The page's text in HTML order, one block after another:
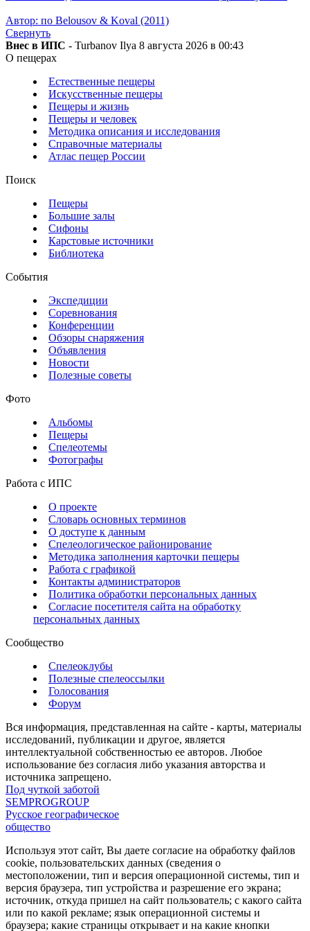
Автор: по Belousov & Koval (2011)
Свернуть
Внес в ИПС - Turbanov Ilya 8 августа 2026 в 00:43
О пещерах
Естественные пещеры
Искусственные пещеры
Пещеры и жизнь
Пещеры и человек
Методика описания и исследования
Справочные материалы
Атлас пещер России
Поиск
Пещеры
Большие залы
Сифоны
Карстовые источники
Библиотека
События
Экспедиции
Соревнования
Конференции
Обзоры снаряжения
Объявления
Новости
Полезные советы
Фото
Альбомы
Пещеры
Спелеотемы
Фотографы
Работа с ИПС
О проекте
Словарь основных терминов
О доступе к данным
Спелеологическое районирование
Методика заполнения карточки пещеры
Работа с графикой
Контакты администраторов
Политика обработки персональных данных
Согласие посетителя сайта на обработку
персональных данных
Сообщество
Спелеоклубы
Полезные спелеоссылки
Голосования
Форум
Вся информация, представленная на сайте - карты, материалы
исследований, публикации и другое, является
интеллектуальной собственностью ее авторов. Любое
использование без согласия либо указания авторства и
источника запрещено.
Под чуткой заботой
SEMPROGROUP
Русское географическое
общество
Используя этот сайт, Вы даете согласие на обработку файлов
cookie, пользовательских данных (сведения о
местоположении, тип и версия операционной системы, тип и
версия браузера, тип устройства и разрешение его экрана;
источник, откуда пришел на сайт пользователь; с какого сайта
или по какой рекламе; язык операционной системы и
браузера; какие страницы открывает и на какие кнопки